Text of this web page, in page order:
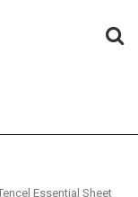
Essential Sheet